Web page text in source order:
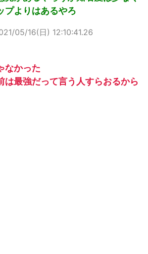
プよりはあるやろ
05/16(日) 12:10:41.26
なかった
は最強だって言う人すらおるから